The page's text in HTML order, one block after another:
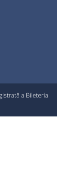
a Bileteria